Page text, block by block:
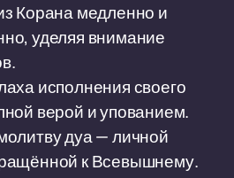
Корана медленно и
уделяя внимание
исполнения своего
верой и упованием.
дуа — личной
к Всевышнему.